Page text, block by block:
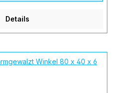
Details